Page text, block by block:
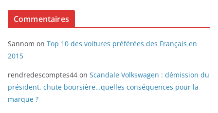
Commentaires
Sannom on Top 10 des voitures préférées des Français en
2015
rendredescomptes44 on Scandale Volkswagen : démission du
président, chute boursière…quelles conséquences pour la
marque ?